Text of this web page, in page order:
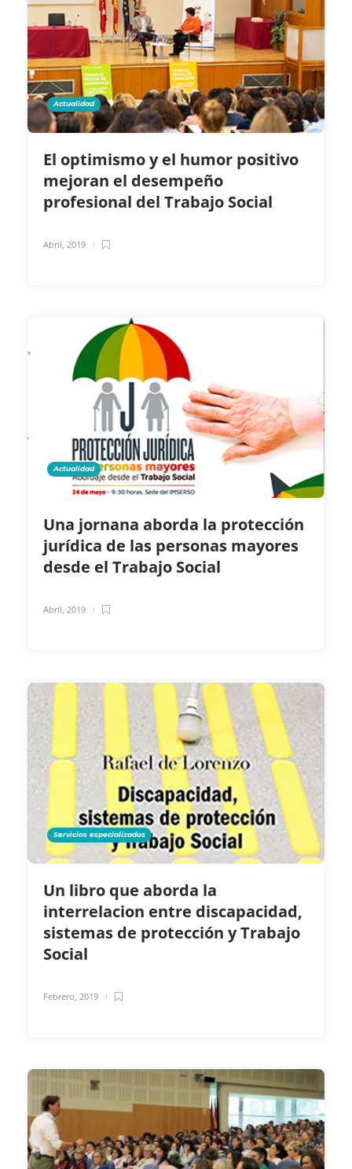
Actualidad
El optimismo y el humor positivo
mejoran el desempeño
profesional del Trabajo Social
Abril, 2019
Actualidad
Una jornana aborda la protección
jurídica de las personas mayores
desde el Trabajo Social
Abril, 2019
Servicios especializados
Un libro que aborda la
interrelacion entre discapacidad,
sistemas de protección y Trabajo
Social
Febrero, 2019